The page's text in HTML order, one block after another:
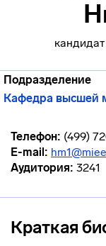
Подразделение
Кафедра высшей
Телефон: (499)
E-mail:
Аудитория: 3241
Краткая